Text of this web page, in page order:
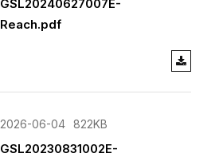
GSL20240627007E-
Reach.pdf
2026-06-04 822KB
GSL20230831002E-